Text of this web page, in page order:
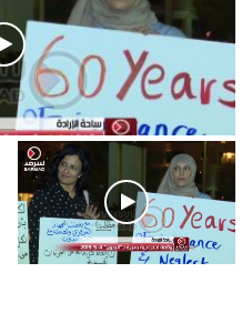
.وقفة احتجاجية رمزية لـ”#البدون” في
الأحد 5 مايو 2019